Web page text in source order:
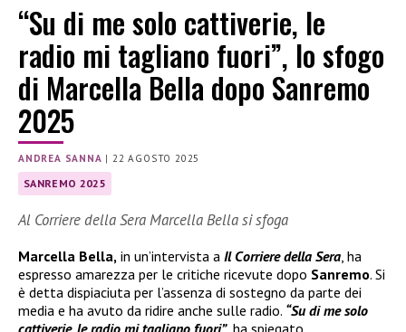
“Su di me solo cattiverie, le
radio mi tagliano fuori”, lo sfogo
di Marcella Bella dopo Sanremo
2025
ANDREA SANNA |22 AGOSTO 2025
SANREMO 2025
Al Corriere della Sera Marcella Bella si sfoga
Marcella Bella, in un’intervista a Il Corriere della Sera , ha
espresso amarezza per le critiche ricevute dopo Sanremo. Si
è detta dispiaciuta per l’assenza di sostegno da parte dei
media e ha avuto da ridire anche sulle radio. “Su di me solo
cattiverie, le radio mi tagliano fuori”, ha spiegato.